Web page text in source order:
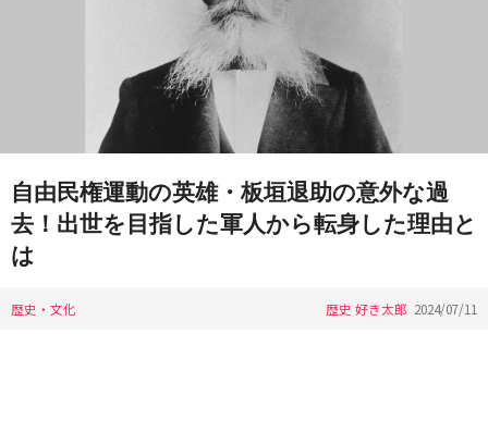
自由民権運動の英雄・板垣退助の意外な過
去！出世を目指した軍人から転身した理由と
は
歴史・文化 歴史 好き太郎 2024/07/11